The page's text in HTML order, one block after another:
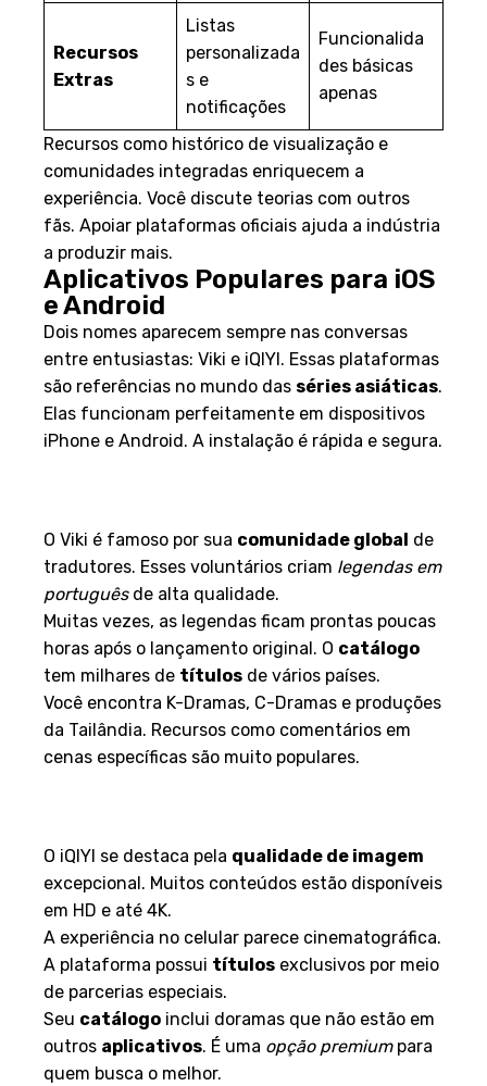
Recursos
Extras
Listas
personalizada
s e
notificações
Funcionalida
des básicas
apenas
Recursos como histórico de visualização e
comunidades integradas enriquecem a
experiência. Você discute teorias com outros
fãs. Apoiar plataformas oficiais ajuda a indústria
a produzir mais.
Aplicativos Populares para iOS
e Android
Dois nomes aparecem sempre nas conversas
entre entusiastas: Viki e iQIYI. Essas plataformas
são referências no mundo das séries asiáticas.
Elas funcionam perfeitamente em dispositivos
iPhone e Android. A instalação é rápida e segura.
O Viki é famoso por sua comunidade global de
tradutores. Esses voluntários criam legendas em
portuguêsde alta qualidade.
Muitas vezes, as legendas ficam prontas poucas
horas após o lançamento original. O catálogo
tem milhares de títulos de vários países.
Você encontra K-Dramas, C-Dramas e produções
da Tailândia. Recursos como comentários em
cenas específicas são muito populares.
O iQIYI se destaca pela qualidade de imagem
excepcional. Muitos conteúdos estão disponíveis
em HD e até 4K.
A experiência no celular parece cinematográfica.
A plataforma possui títulos exclusivos por meio
de parcerias especiais.
Seu catálogo inclui doramas que não estão em
outros aplicativos. É uma opção premiumpara
quem busca o melhor.